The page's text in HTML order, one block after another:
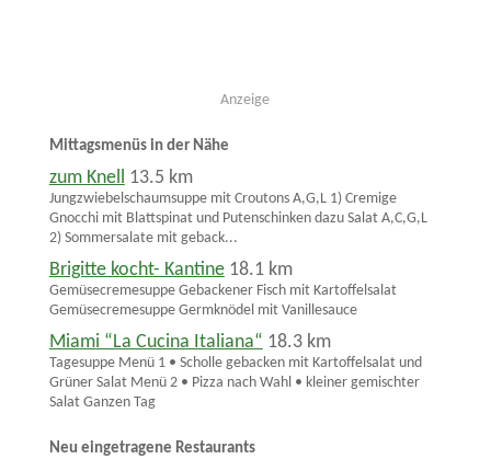
Anzeige
Mittagsmenüs in der Nähe
zum Knell 13.5 km
Jungzwiebelschaumsuppe mit Croutons A,G,L 1) Cremige
Gnocchi mit Blattspinat und Putenschinken dazu Salat A,C,G,L
2) Sommersalate mit geback...
Brigitte kocht- Kantine 18.1 km
Gemüsecremesuppe Gebackener Fisch mit Kartoffelsalat
Gemüsecremesuppe Germknödel mit Vanillesauce
Miami “La Cucina Italiana“ 18.3 km
Tagesuppe Menü 1 • Scholle gebacken mit Kartoffelsalat und
Grüner Salat Menü 2 • Pizza nach Wahl • kleiner gemischter
Salat Ganzen Tag
Neu eingetragene Restaurants